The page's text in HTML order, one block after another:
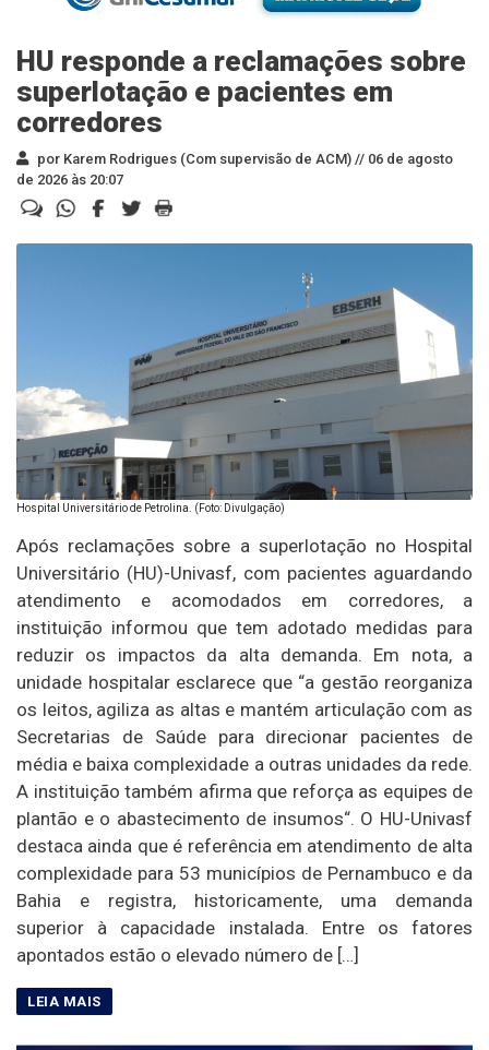
HU responde a reclamações sobre
superlotação e pacientes em
corredores
por Karem Rodrigues (Com supervisão de ACM) // 06 de agosto
de 2026 às 20:07
Hospital Universitário de Petrolina. (Foto: Divulgação)
Após reclamações sobre a superlotação no Hospital
Universitário (HU)-Univasf, com pacientes aguardando
atendimento e acomodados em corredores, a
instituição informou que tem adotado medidas para
reduzir os impactos da alta demanda. Em nota, a
unidade hospitalar esclarece que “a gestão reorganiza
os leitos, agiliza as altas e mantém articulação com as
Secretarias de Saúde para direcionar pacientes de
média e baixa complexidade a outras unidades da rede.
A instituição também afirma que reforça as equipes de
plantão e o abastecimento de insumos“. O HU-Univasf
destaca ainda que é referência em atendimento de alta
complexidade para 53 municípios de Pernambuco e da
Bahia e registra, historicamente, uma demanda
superior à capacidade instalada. Entre os fatores
apontados estão o elevado número de […]